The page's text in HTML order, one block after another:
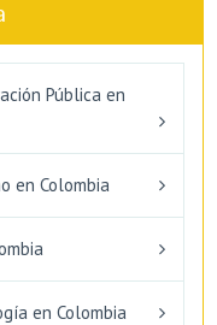
Pública en
en Colombia
en Colombia